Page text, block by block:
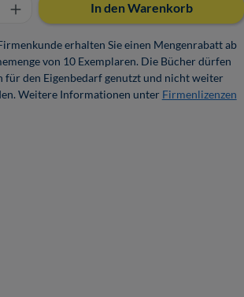
Anzahl: Gib denIn den Warenkorb
erhalten Sie einen Mengenrabatt ab
von 10 Exemplaren. Die Bücher dürfen
für den Eigenbedarf genutzt und nicht weiter
Weitere Informationen unter Firmenlizenzen